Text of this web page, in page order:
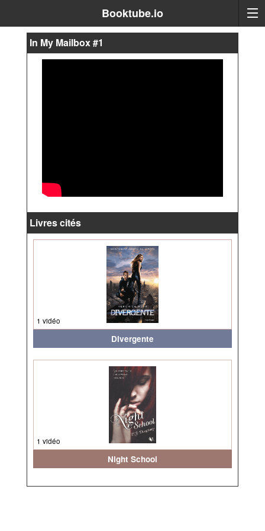
Booktube.io
In My Mailbox #1
Livres cités
1 vidéo
Divergente
1 vidéo
Night School